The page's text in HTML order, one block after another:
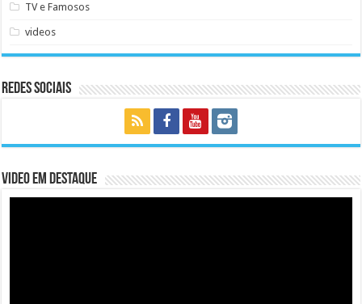
TV e Famosos
videos
Redes Sociais
Video em Destaque